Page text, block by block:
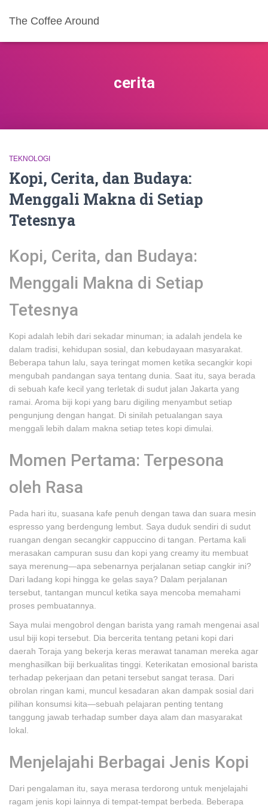
The Coffee Around
cerita
TEKNOLOGI
Kopi, Cerita, dan Budaya:
Menggali Makna di Setiap
Tetesnya
Kopi, Cerita, dan Budaya:
Menggali Makna di Setiap
Tetesnya
Kopi adalah lebih dari sekadar minuman; ia adalah jendela ke
dalam tradisi, kehidupan sosial, dan kebudayaan masyarakat.
Beberapa tahun lalu, saya teringat momen ketika secangkir kopi
mengubah pandangan saya tentang dunia. Saat itu, saya berada
di sebuah kafe kecil yang terletak di sudut jalan Jakarta yang
ramai. Aroma biji kopi yang baru digiling menyambut setiap
pengunjung dengan hangat. Di sinilah petualangan saya
menggali lebih dalam makna setiap tetes kopi dimulai.
Momen Pertama: Terpesona
oleh Rasa
Pada hari itu, suasana kafe penuh dengan tawa dan suara mesin
espresso yang berdengung lembut. Saya duduk sendiri di sudut
ruangan dengan secangkir cappuccino di tangan. Pertama kali
merasakan campuran susu dan kopi yang creamy itu membuat
saya merenung—apa sebenarnya perjalanan setiap cangkir ini?
Dari ladang kopi hingga ke gelas saya? Dalam perjalanan
tersebut, tantangan muncul ketika saya mencoba memahami
proses pembuatannya.
Saya mulai mengobrol dengan barista yang ramah mengenai asal
usul biji kopi tersebut. Dia bercerita tentang petani kopi dari
daerah Toraja yang bekerja keras merawat tanaman mereka agar
menghasilkan biji berkualitas tinggi. Keterikatan emosional barista
terhadap pekerjaan dan petani tersebut sangat terasa. Dari
obrolan ringan kami, muncul kesadaran akan dampak sosial dari
pilihan konsumsi kita—sebuah pelajaran penting tentang
tanggung jawab terhadap sumber daya alam dan masyarakat
lokal.
Menjelajahi Berbagai Jenis Kopi
Dari pengalaman itu, saya merasa terdorong untuk menjelajahi
ragam jenis kopi lainnya di tempat-tempat berbeda. Beberapa